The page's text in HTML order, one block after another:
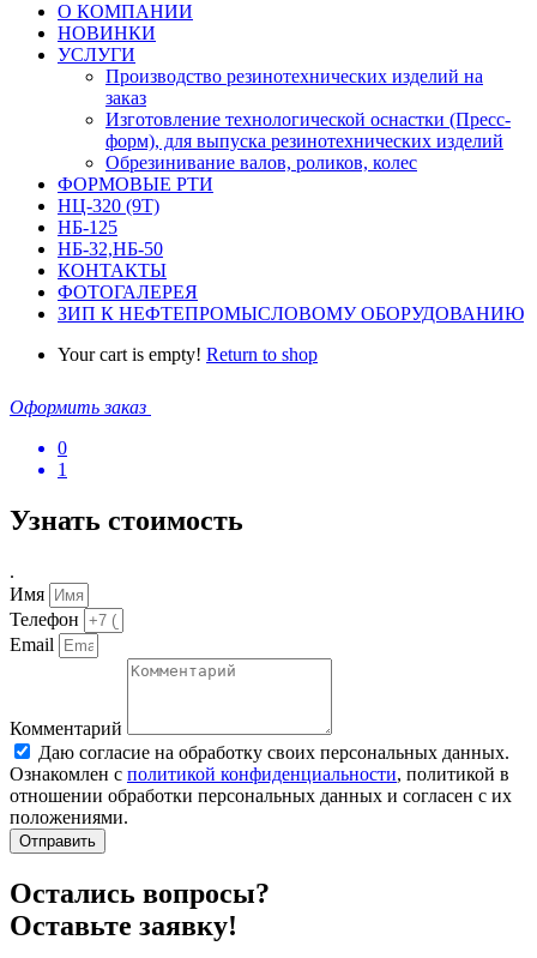
О КОМПАНИИ
НОВИНКИ
УСЛУГИ
Производство резинотехнических изделий на
заказ
Изготовление технологической оснастки (Пресс-
форм), для выпуска резинотехнических изделий
Обрезинивание валов, роликов, колес
ФОРМОВЫЕ РТИ
НЦ-320 (9Т)
НБ-125
НБ-32,НБ-50
КОНТАКТЫ
ФОТОГАЛЕРЕЯ
ЗИП К НЕФТЕПРОМЫСЛОВОМУ ОБОРУДОВАНИЮ
Your cart is empty! Return to shop
Оформить заказ
0
1
Узнать стоимость
.
Имя
Телефон
Email
Комментарий
Даю согласие на обработку своих персональных данных.
Ознакомлен с политикой конфиденциальности, политикой в
отношении обработки персональных данных и согласен с их
положениями.
Отправить
Остались вопросы?
Оставьте заявку!